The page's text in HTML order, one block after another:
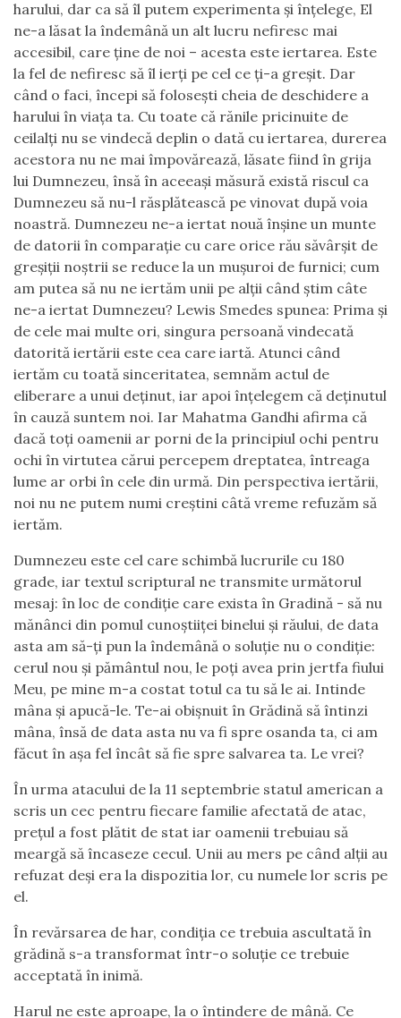
harului, dar ca să îl putem experimenta și înțelege, El
ne-a lăsat la îndemână un alt lucru nefiresc mai
accesibil, care ține de noi – acesta este iertarea. Este
la fel de nefiresc să îl ierți pe cel ce ți-a greșit. Dar
când o faci, începi să folosești cheia de deschidere a
harului în viața ta. Cu toate că rănile pricinuite de
ceilalți nu se vindecă deplin o dată cu iertarea, durerea
acestora nu ne mai împovărează, lăsate fiind în grija
lui Dumnezeu, însă în aceeași măsură există riscul ca
Dumnezeu să nu-l răsplătească pe vinovat după voia
noastră. Dumnezeu ne-a iertat nouă înșine un munte
de datorii în comparație cu care orice rău săvârșit de
greșiții noștrii se reduce la un mușuroi de furnici; cum
am putea să nu ne iertăm unii pe alții când știm câte
ne-a iertat Dumnezeu? Lewis Smedes spunea: Prima și
de cele mai multe ori, singura persoană vindecată
datorită iertării este cea care iartă. Atunci când
iertăm cu toată sinceritatea, semnăm actul de
eliberare a unui deținut, iar apoi înțelegem că deținutul
în cauză suntem noi. Iar Mahatma Gandhi afirma că
dacă toți oamenii ar porni de la principiul ochi pentru
ochi în virtutea cărui percepem dreptatea, întreaga
lume ar orbi în cele din urmă. Din perspectiva iertării,
noi nu ne putem numi creștini câtă vreme refuzăm să
iertăm.
Dumnezeu este cel care schimbă lucrurile cu 180
grade, iar textul scriptural ne transmite următorul
mesaj: în loc de condiție care exista în Gradină - să nu
mănânci din pomul cunoștiiței binelui și răului, de data
asta am să-ți pun la îndemână o soluție nu o condiție:
cerul nou și pământul nou, le poți avea prin jertfa fiului
Meu, pe mine m-a costat totul ca tu să le ai. Intinde
mâna și apucă-le. Te-ai obișnuit în Grădină să întinzi
mâna, însă de data asta nu va fi spre osanda ta, ci am
făcut în așa fel încât să fie spre salvarea ta. Le vrei?
În urma atacului de la 11 septembrie statul american a
scris un cec pentru fiecare familie afectată de atac,
prețul a fost plătit de stat iar oamenii trebuiau să
meargă să încaseze cecul. Unii au mers pe când alții au
refuzat deși era la dispozitia lor, cu numele lor scris pe
el.
În revărsarea de har, condiția ce trebuia ascultată în
grădină s-a transformat într-o soluție ce trebuie
acceptată în inimă.
Harul ne este aproape, la o întindere de mână. Ce